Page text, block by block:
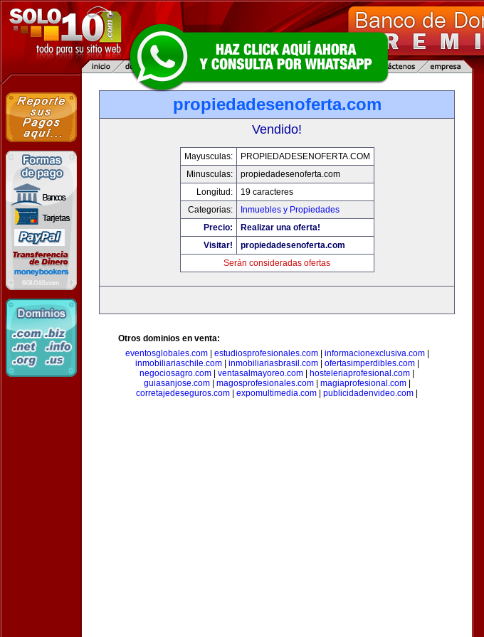
propiedadesenoferta.com
Vendido!
Mayusculas:
PROPIEDADESENOFERTA.COM
Minusculas:
propiedadesenoferta.com
Longitud:
19 caracteres
Categorias:
Inmuebles y Propiedades
Precio:
Realizar una oferta!
Visitar!
propiedadesenoferta.com
Serán consideradas ofertas
Otros dominios en venta:
eventosglobales.com| estudiosprofesionales.com| informacionexclusiva.com|
inmobiliariaschile.com| inmobiliariasbrasil.com| ofertasimperdibles.com|
negociosagro.com
ventasalmayoreo.com hosteleriaprofesional.com
guiasanjose.com| magosprofesionales.com| magiaprofesional.com|
corretajedeseguros.com
expomultimedia.com publicidadenvideo.com